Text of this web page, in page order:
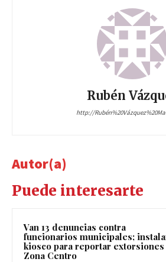
Rubén
http://
Autor(a)
Puede interesarte
Van 13 denuncias contra
funcionarios municipales;
kiosco para reportar extorsiones
Zona Centro